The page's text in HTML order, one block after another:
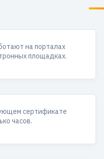
на порталах
площадках.
сертификате
часов.